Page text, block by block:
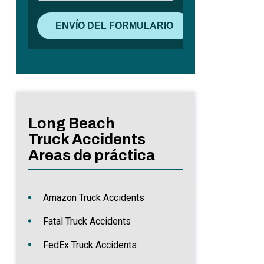
Long Beach
Truck Accidents
Areas de práctica
Amazon Truck Accidents
Fatal Truck Accidents
FedEx Truck Accidents